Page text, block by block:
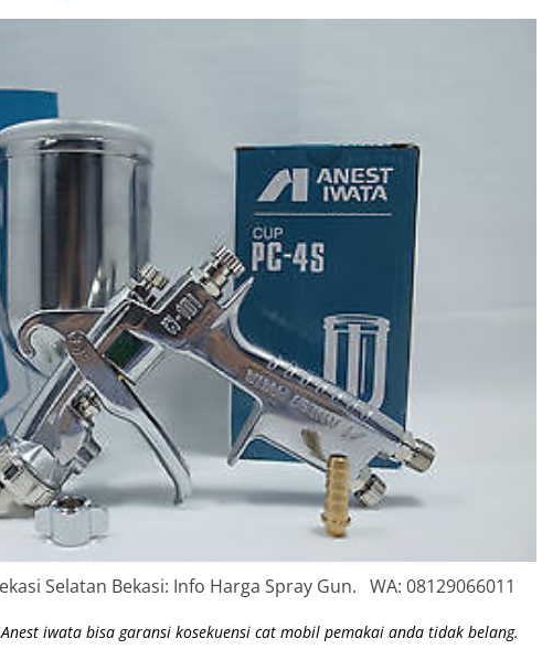
Selatan Bekasi: Info Harga Spray Gun. WA: 08129066011
Anest iwata bisa garansi kosekuensi cat mobil pemakai anda tidak belang.